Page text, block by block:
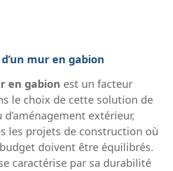
mur en gabion
en gabion est un facteur
le choix de cette solution de
extérieur,
les projets de construction où
doivent être équilibrés.
caractérise par sa durabilité